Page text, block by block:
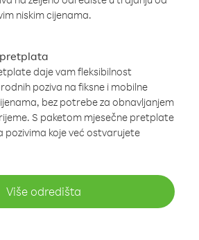
niskim cijenama.
pretplata
daje vam fleksibilnost
poziva na fiksne i mobilne
bez potrebe za obnavljanjem
S paketom mjesečne pretplate
pozivima koje već ostvarujete
Više odredišta